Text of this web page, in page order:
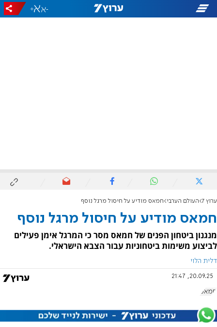
-
+
ערוץ 7 העולם הערבי חמאס מודיע על חיסול מרגל נוסף
חמאס מודיע על חיסול מרגל נוסף
מנגנון ביטחון הפנים של חמאס מסר כי המרגל אימן פעילים
לביצוע משימות ביטחוניות עבור הצבא הישראלי.
דלית הלוי
20.09.25, 21:47
חמאס